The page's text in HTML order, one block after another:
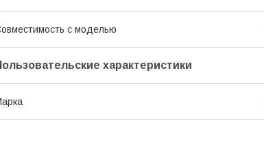
с моделью
характеристики